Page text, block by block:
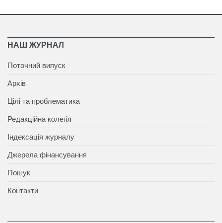
НАШ ЖУРНАЛ
Поточний випуск
Архів
Цілі та проблематика
Редакційна колегія
Індексація журналу
Джерела фінансування
Пошук
Контакти